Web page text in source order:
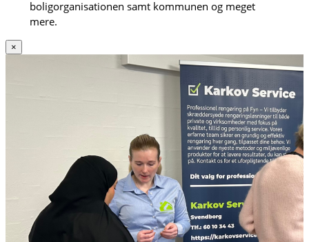
boligorganisationen samt kommunen og meget
mere.
×